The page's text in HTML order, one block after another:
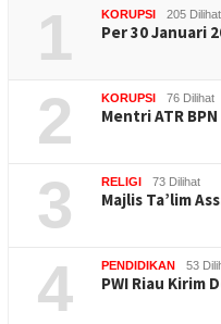
1 KORUPSI 205 Dilihat
Per 30 Januari
2 KORUPSI 76 Dilihat
Mentri ATR
3 RELIGI 73 Dilihat
Majlis Ta’lim
4 PENDIDIKAN 53
PWI Riau Kirim